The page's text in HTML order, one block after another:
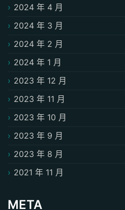
2024 年 4 月
2024 年 3 月
2024 年 2 月
2024 年 1 月
2023 年 12 月
2023 年 11 月
2023 年 10 月
2023 年 9 月
2023 年 8 月
2021 年 11 月
META